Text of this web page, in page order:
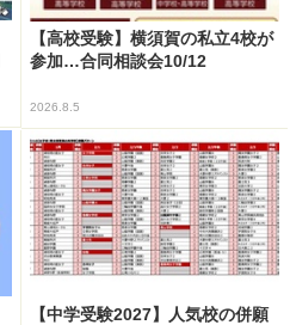
【高校受験】横須賀の私立4校が
参加…合同相談会10/12
2026.8.5
【中学受験2027】人気校の併願